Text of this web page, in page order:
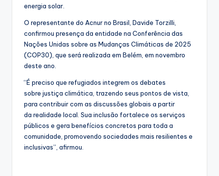
energia solar.
O representante do Acnur no Brasil, Davide Torzilli,
confirmou presença da entidade na Conferência das
Nações Unidas sobre as Mudanças Climáticas de 2025
(COP30), que será realizada em Belém, em novembro
deste ano.
“É preciso que refugiados integrem os debates
sobre justiça climática, trazendo seus pontos de vista,
para contribuir com as discussões globais a partir
da realidade local. Sua inclusão fortalece os serviços
públicos e gera benefícios concretos para toda a
comunidade, promovendo sociedades mais resilientes e
inclusivas”, afirmou.